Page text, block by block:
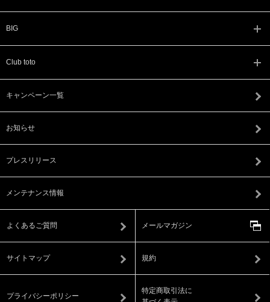
BIG
Club toto
キャンペーン一覧
お知らせ
プレスリリース
メンテナンス情報
よくあるご質問 メールマガジン
サイトマップ 規約
プライバシーポリシー
特定商取引法に